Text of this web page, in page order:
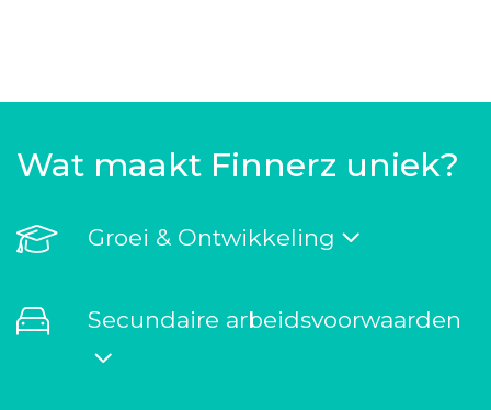
Wat maakt Finnerz uniek?
Groei & Ontwikkeling
Secundaire arbeidsvoorwaarden